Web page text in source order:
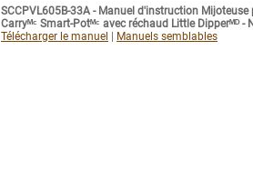
SCCPVL605B-33A - Manuel d'instruction Mijoteuse
Carryᴹᶜ Smart-Potᴹᶜ avec réchaud Little Dipperᴹᴰ -
Télécharger le manuel | Manuels semblables